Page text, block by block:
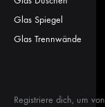
Glas Spiegel
Glas Trennwände
Registriere dich, um